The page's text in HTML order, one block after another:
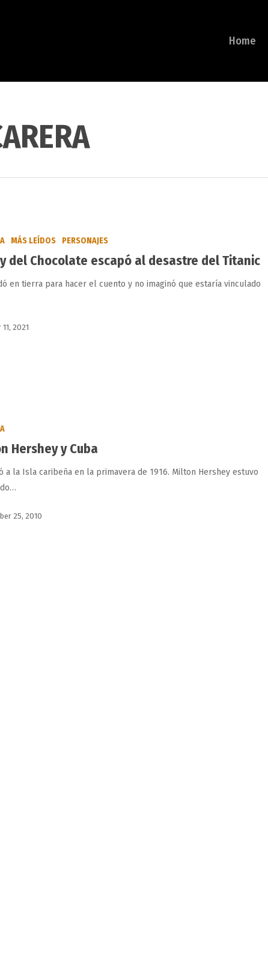
Home
MÁS LEÍDOS PERSONAJES
del Chocolate escapó al desastre del Titanic
en tierra para hacer el cuento y no imaginó que estaría vinculado
2021
Hershey y Cuba
a la Isla caribeña en la primavera de 1916. Milton Hershey estuvo
25, 2010